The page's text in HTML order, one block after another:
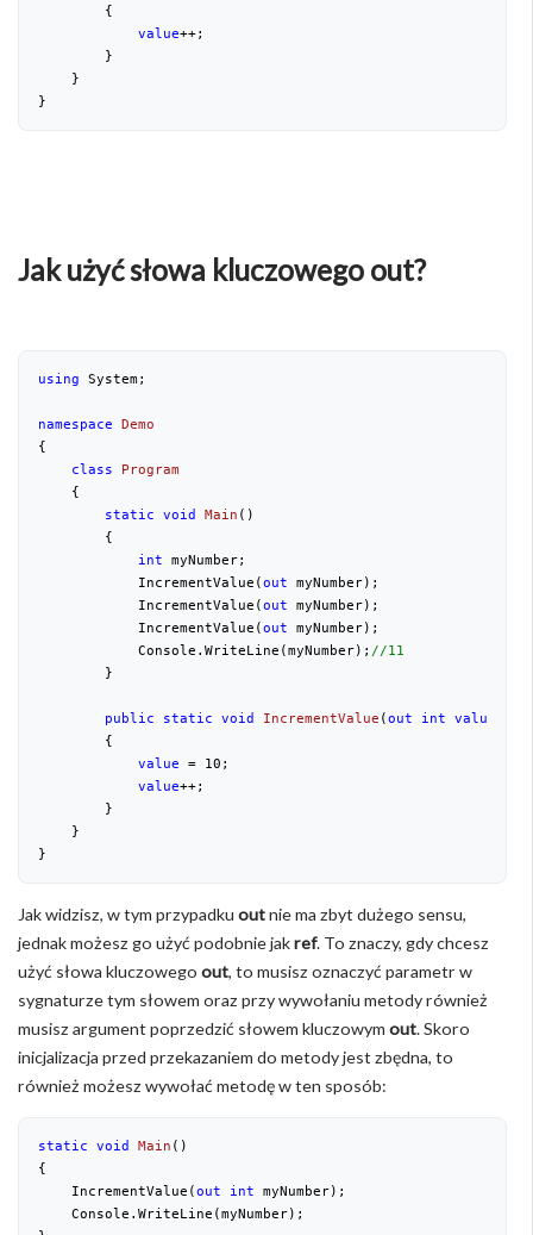
{
value++;
        }
    }
}
Jak użyć słowa kluczowego out?
using System;
namespace Demo
{
class
Program
    {
static void Main ( )
{
int myNumber;
            IncrementValue(
out myNumber);
            IncrementValue(
out myNumber);
            IncrementValue(
out myNumber);
            Console.WriteLine(myNumber);
//11
        }
public static void IncrementValue (out int value
{
value = 10 ;
value++;
        }
    }
}
Jak widzisz, w tym przypadku outnie ma zbyt dużego sensu,
jednak możesz go użyć podobnie jakref. To znaczy, gdy chcesz
użyć słowa kluczowego out, to musisz oznaczyć parametr w
sygnaturze tym słowem oraz przy wywołaniu metody również
musisz argument poprzedzić słowem kluczowym out. Skoro
inicjalizacja przed przekazaniem do metody jest zbędna, to
również możesz wywołać metodę w ten sposób:
static void Main (
{
    IncrementValue(
out int myNumber);
    Console.WriteLine(myNumber);